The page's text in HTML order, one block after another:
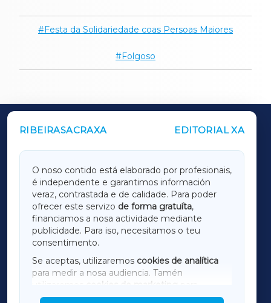
Festa da Solidariedade coas Persoas Maiores
Folgoso
RIBEIRASACRAXA EDITORIAL XA
O noso contido está elaborado por profesionais,
é independente e garantimos información
veraz, contrastada e de calidade. Para poder
ofrecer este servizo de forma gratuíta,
financiamos a nosa actividade mediante
publicidade. Para iso, necesitamos o teu
consentimento.
Se aceptas, utilizaremos cookies de analítica
para medir a nosa audiencia. Tamén
utilizaremos
cookies de marketing
mostrar publicidade de terceiros.
OUTROS PERIÓDICOS
LUGOXA
TERRACHAXA
AMARIÑAXA